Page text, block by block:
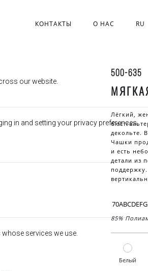
our website.
in and setting your privacy preferences.
services we use.
КОНТАКТЫ О НАС RU
500-635
Лёгкий,
декольте.
Чашки
и есть
детали из
70ABCDEFG
85%
Белый